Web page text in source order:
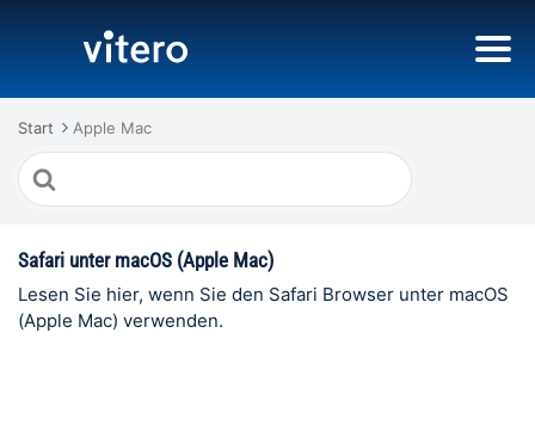
Start Apple Mac
Suche
nach
Safari unter macOS (Apple Mac)
Lesen Sie hier, wenn Sie den Safari Browser unter macOS
(Apple Mac) verwenden.